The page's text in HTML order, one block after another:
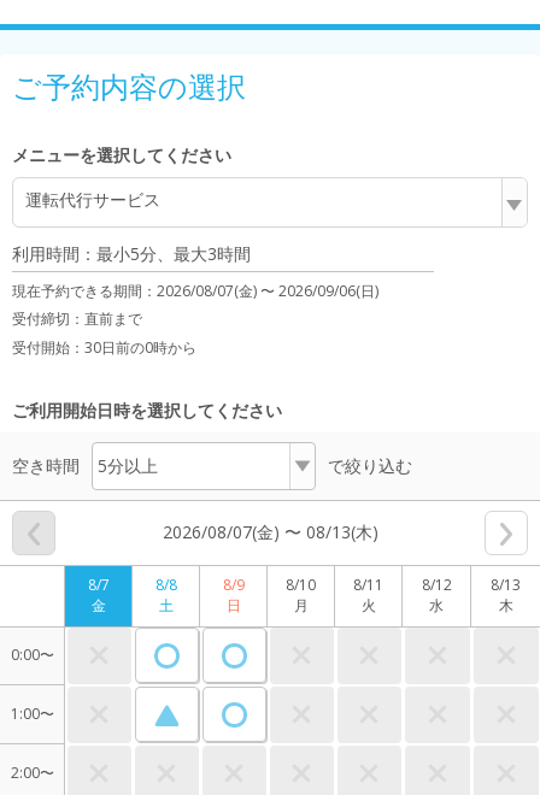
ご予約内容の選択
メニューを選択してください
運転代行サービス
利用時間：最小5分、最大3時間
現在予約できる期間： 2026/08/07(金) 〜2026/09/06(日)
受付締切： 直前まで
受付開始： 30日前の0時から
ご利用開始日時を選択してください
空き時間 で絞り込む
2026/08/07(金) 〜 08/13(木)
8/7
金
8/8
土
8/9
日
8/10
月
8/11
火
8/12
水
8/13
木
0:00〜
1:00〜
2:00〜